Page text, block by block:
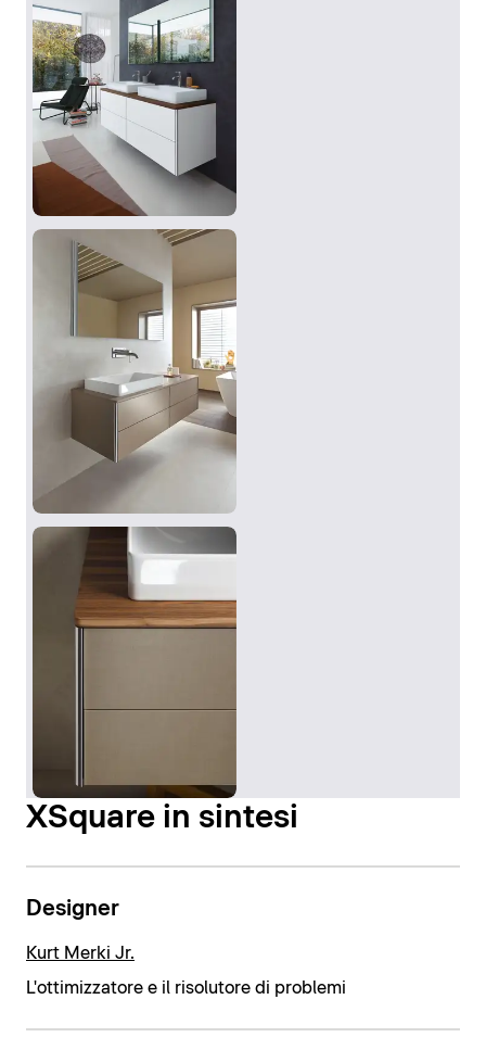
XSquare in sintesi
Designer
Kurt Merki Jr.
L'ottimizzatore e il risolutore di problemi